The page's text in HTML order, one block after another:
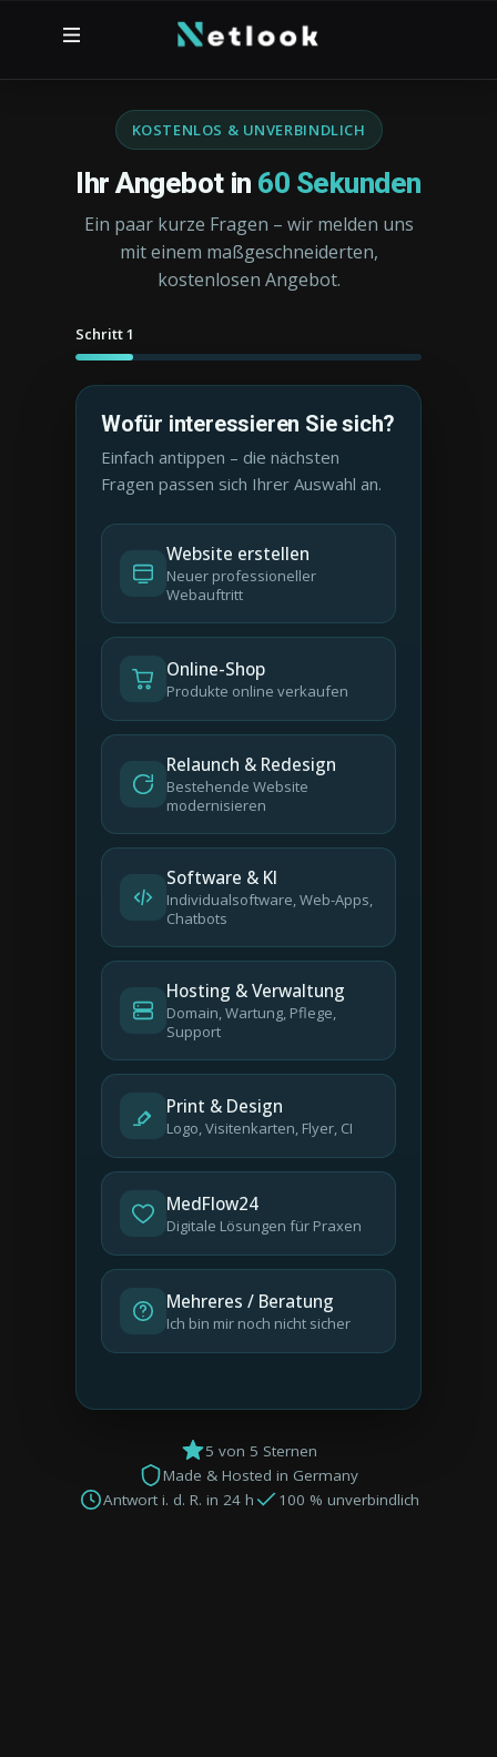
KOSTENLOS & UNVERBINDLICH
Ihr Angebot in 60 Sekunden
Ein paar kurze Fragen – wir melden uns
mit einem maßgeschneiderten,
kostenlosen Angebot.
Schritt 1
Wofür interessieren Sie sich?
Einfach antippen – die nächsten
Fragen passen sich Ihrer Auswahl an.
Website erstellen
Neuer professioneller
Webauftritt
Online-Shop
Produkte online verkaufen
Relaunch & Redesign
Bestehende Website
modernisieren
Software & KI
Individualsoftware, Web-Apps,
Chatbots
Hosting & Verwaltung
Domain, Wartung, Pflege,
Support
Print & Design
Logo, Visitenkarten, Flyer, CI
MedFlow24
Digitale Lösungen für Praxen
Mehreres / Beratung
Ich bin mir noch nicht sicher
5 von 5 Sternen
Made & Hosted in Germany
Antwort i. d. R. in 24 h
100 % unverbindlich